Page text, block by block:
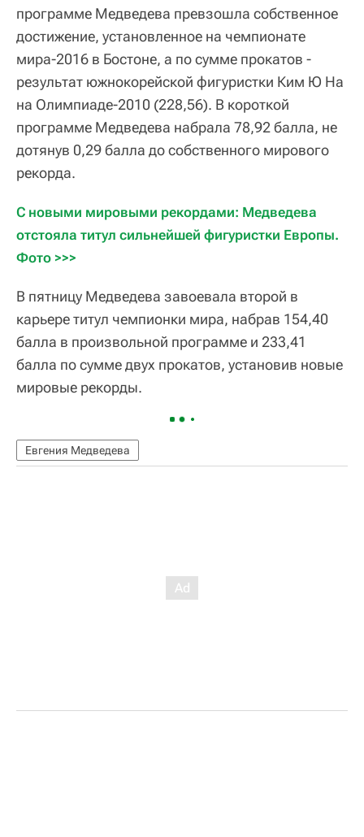
программе Медведева превзошла собственное
достижение, установленное на чемпионате
мира-2016 в Бостоне, а по сумме прокатов -
результат южнокорейской фигуристки Ким Ю На
на Олимпиаде-2010 (228,56). В короткой
программе Медведева набрала 78,92 балла, не
дотянув 0,29 балла до собственного мирового
рекорда.
С новыми мировыми рекордами: Медведева
отстояла титул сильнейшей фигуристки Европы.
Фото >>>
В пятницу Медведева завоевала второй в
карьере титул чемпионки мира, набрав 154,40
балла в произвольной программе и 233,41
балла по сумме двух прокатов, установив новые
мировые рекорды.
Евгения Медведева